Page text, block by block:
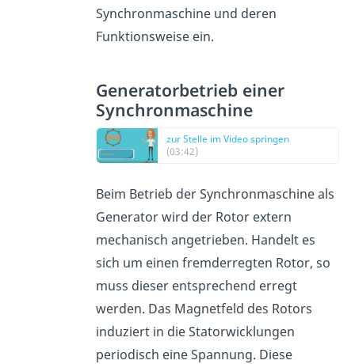
Synchronmaschine und deren
Funktionsweise ein.
Generatorbetrieb einer
Synchronmaschine
zur Stelle im Video springen
(03:42)
Beim Betrieb der Synchronmaschine als
Generator wird der Rotor extern
mechanisch angetrieben. Handelt es
sich um einen fremderregten Rotor, so
muss dieser entsprechend erregt
werden. Das Magnetfeld des Rotors
induziert in die Statorwicklungen
periodisch eine Spannung. Diese